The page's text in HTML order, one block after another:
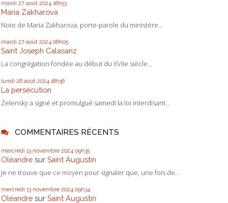
mardi 27 août 2024 16h53
Maria Zakharova
Note de Maria Zakharova, porte-parole du ministère...
mardi 27 août 2024 06h05
Saint Joseph Calasanz
La congrégation fondée au début du XVIIe siècle...
lundi 26 août 2024 18h36
La persécution
Zelensky a signé et promulgué samedi la loi interdisant...
COMMENTAIRES RÉCENTS
mercredi 13 novembre 2024 09h35
Oléandre sur Saint Augustin
Je ne trouve que ce moyen pour signaler que, une fois de...
mercredi 13 novembre 2024 09h34
Oléandre sur Saint Augustin